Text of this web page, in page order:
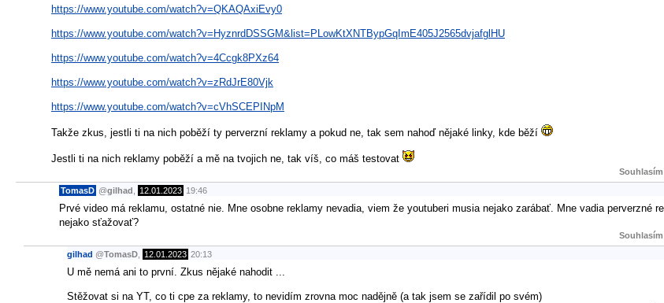
https://www.youtube.com/watch?v=QKAQAxiEvy0
https://www.youtube.com/watch?v=HyznrdDSSGM&list=PLowKtXNTBypGqImE405J2565dvjafglHU
https://www.youtube.com/watch?v=4Ccgk8PXz64
https://www.youtube.com/watch?v=zRdJrE80Vjk
https://www.youtube.com/watch?v=cVhSCEPINpM
Takže zkus, jestli ti na nich poběží ty perverzní reklamy a pokud ne, tak sem nahoď nějaké linky, kde běží
Jestli ti na nich reklamy poběží a mě na tvojich ne, tak víš, co máš testovat
Souhlasím
TomasD @gilhad 12.01.2023 19:46
Prvé video má reklamu, ostatné nie. Mne osobne reklamy nevadia, viem že youtuberi musia nejako zarábať. Mne vadia perverzné
nejako sťažovať?
Souhlasím
gilhad @TomasD 12.01.2023 20:13
U mě nemá ani to první. Zkus nějaké nahodit ...
Stěžovat si na YT, co ti cpe za reklamy, to nevidím zrovna moc nadějně (a tak jsem se zařídil po svém)